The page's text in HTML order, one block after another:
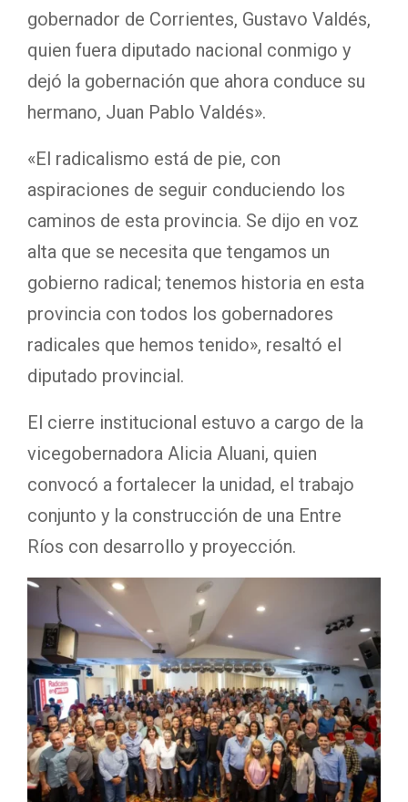
gobernador de Corrientes, Gustavo Valdés,
quien fuera diputado nacional conmigo y
dejó la gobernación que ahora conduce su
hermano, Juan Pablo Valdés».
«El radicalismo está de pie, con
aspiraciones de seguir conduciendo los
caminos de esta provincia. Se dijo en voz
alta que se necesita que tengamos un
gobierno radical; tenemos historia en esta
provincia con todos los gobernadores
radicales que hemos tenido», resaltó el
diputado provincial.
El cierre institucional estuvo a cargo de la
vicegobernadora Alicia Aluani, quien
convocó a fortalecer la unidad, el trabajo
conjunto y la construcción de una Entre
Ríos con desarrollo y proyección.